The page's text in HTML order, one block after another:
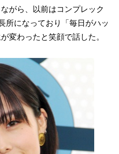
がら、以前はコンプレック
所になっており「毎日がハッ
変わったと笑顔で話した。